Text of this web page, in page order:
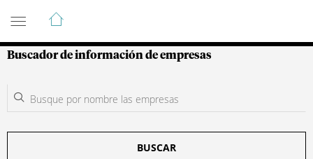
Guía de Empresas Colombianas
Buscador de información de empresas
BUSCAR